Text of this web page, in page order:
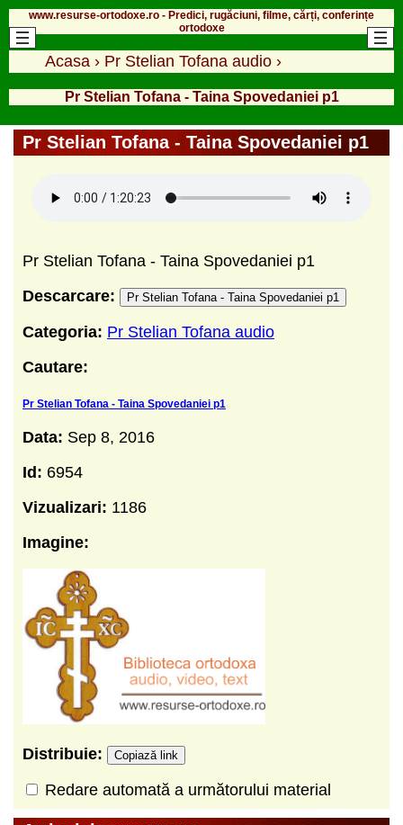
www.resurse-ortodoxe.ro - Predici, rugăciuni, filme, cărți, conferințe
ortodoxe
Acasa › Pr Stelian Tofana audio ›
Pr Stelian Tofana - Taina Spovedaniei p1
Pr Stelian Tofana - Taina Spovedaniei p1
Pr Stelian Tofana - Taina Spovedaniei p1
Descarcare:
Pr Stelian Tofana - Taina Spovedaniei p1
Categoria: Pr Stelian Tofana audio
Cautare:
Pr Stelian Tofana - Taina Spovedaniei p1
Data: Sep 8, 2016
Id: 6954
Vizualizari: 1186
Imagine:
Distribuie: Copiază link
Redare automată a următorului material